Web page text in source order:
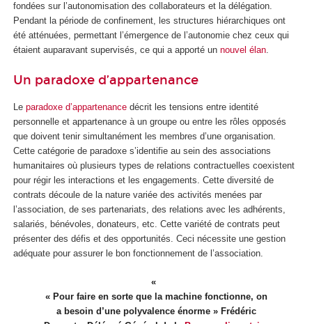
fondées sur l’autonomisation des collaborateurs et la délégation.
Pendant la période de confinement, les structures hiérarchiques ont
été atténuées, permettant l’émergence de l’autonomie chez ceux qui
étaient auparavant supervisés, ce qui a apporté un nouvel élan.
Un paradoxe d’appartenance
Le paradoxe d’appartenance décrit les tensions entre identité
personnelle et appartenance à un groupe ou entre les rôles opposés
que doivent tenir simultanément les membres d’une organisation.
Cette catégorie de paradoxe s’identifie au sein des associations
humanitaires où plusieurs types de relations contractuelles coexistent
pour régir les interactions et les engagements. Cette diversité de
contrats découle de la nature variée des activités menées par
l’association, de ses partenariats, des relations avec les adhérents,
salariés, bénévoles, donateurs, etc. Cette variété de contrats peut
présenter des défis et des opportunités. Ceci nécessite une gestion
adéquate pour assurer le bon fonctionnement de l’association.
« Pour faire en sorte que la machine fonctionne, on
a besoin d’une polyvalence énorme » Frédéric